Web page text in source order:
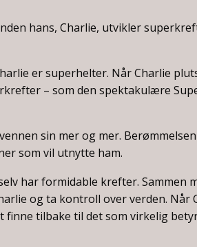
hans, Charlie, utvikler
er superhelter. Når Charlie
– som den spektakulære
sin mer og mer.
som vil utnytte ham.
har formidable krefter. Sammen
og ta kontroll over verden. Når
tilbake til det som virkelig